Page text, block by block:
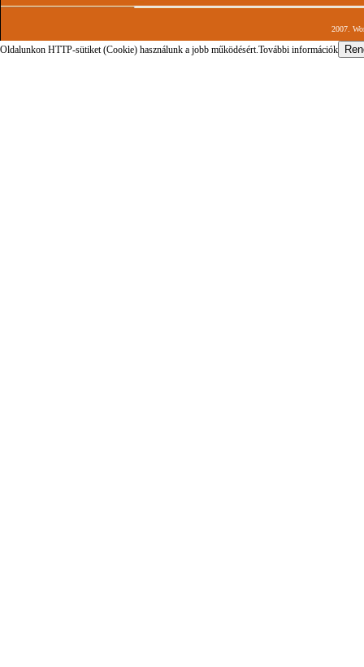
2007.
Oldalunkon HTTP-sütiket (Cookie) használunk a jobb működésért.További információk